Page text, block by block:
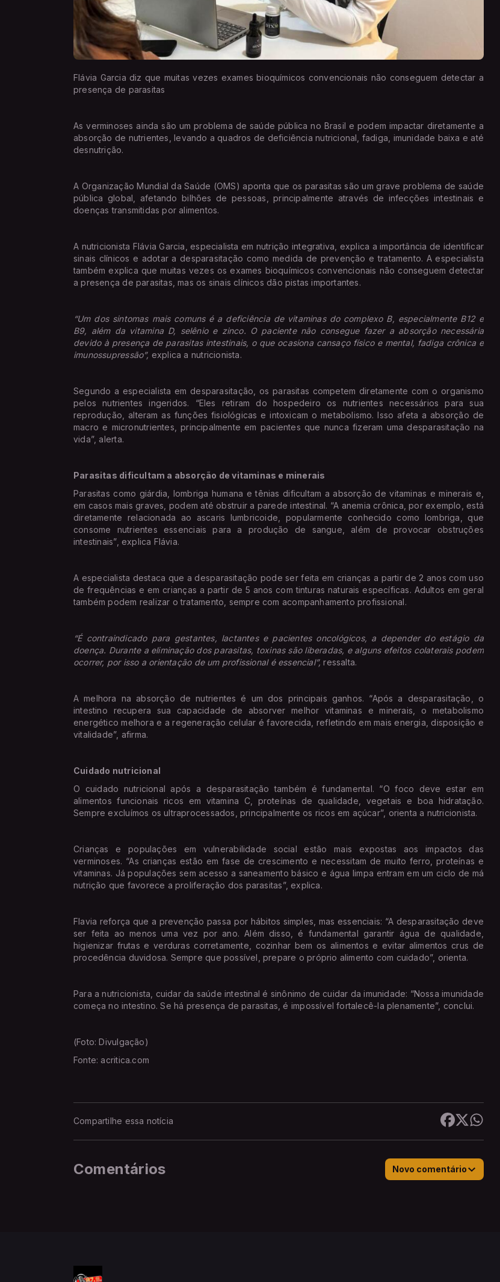
Flávia Garcia diz que muitas vezes exames bioquímicos convencionais não conseguem detectar a
presença de parasitas
As verminoses ainda são um problema de saúde pública no Brasil e podem impactar diretamente a
absorção de nutrientes, levando a quadros de deficiência nutricional, fadiga, imunidade baixa e até
desnutrição.
A Organização Mundial da Saúde (OMS) aponta que os parasitas são um grave problema de saúde
pública global, afetando bilhões de pessoas, principalmente através de infecções intestinais e
doenças transmitidas por alimentos.
A nutricionista Flávia Garcia, especialista em nutrição integrativa, explica a importância de identificar
sinais clínicos e adotar a desparasitação como medida de prevenção e tratamento. A especialista
também explica que muitas vezes os exames bioquímicos convencionais não conseguem detectar
a presença de parasitas, mas os sinais clínicos dão pistas importantes.
“Um dos sintomas mais comuns é a deficiência de vitaminas do complexo B, especialmente B12 e
B9, além da vitamina D, selênio e zinco. O paciente não consegue fazer a absorção necessária
devido à presença de parasitas intestinais, o que ocasiona cansaço físico e mental, fadiga crônica e
imunossupressão”, explica a nutricionista.
Segundo a especialista em desparasitação, os parasitas competem diretamente com o organismo
pelos nutrientes ingeridos. “Eles retiram do hospedeiro os nutrientes necessários para sua
reprodução, alteram as funções fisiológicas e intoxicam o metabolismo. Isso afeta a absorção de
macro e micronutrientes, principalmente em pacientes que nunca fizeram uma desparasitação na
vida”, alerta.
Parasitas dificultam a absorção de vitaminas e minerais
Parasitas como giárdia, lombriga humana e tênias dificultam a absorção de vitaminas e minerais e,
em casos mais graves, podem até obstruir a parede intestinal. “A anemia crônica, por exemplo, está
diretamente relacionada ao ascaris lumbricoide, popularmente conhecido como lombriga, que
consome nutrientes essenciais para a produção de sangue, além de provocar obstruções
intestinais”, explica Flávia.
A especialista destaca que a desparasitação pode ser feita em crianças a partir de 2 anos com uso
de frequências e em crianças a partir de 5 anos com tinturas naturais específicas. Adultos em geral
também podem realizar o tratamento, sempre com acompanhamento profissional.
“É contraindicado para gestantes, lactantes e pacientes oncológicos, a depender do estágio da
doença. Durante a eliminação dos parasitas, toxinas são liberadas, e alguns efeitos colaterais podem
ocorrer, por isso a orientação de um profissional é essencial”, ressalta.
A melhora na absorção de nutrientes é um dos principais ganhos. “Após a desparasitação, o
intestino recupera sua capacidade de absorver melhor vitaminas e minerais, o metabolismo
energético melhora e a regeneração celular é favorecida, refletindo em mais energia, disposição e
vitalidade”, afirma.
Cuidado nutricional
O cuidado nutricional após a desparasitação também é fundamental. “O foco deve estar em
alimentos funcionais ricos em vitamina C, proteínas de qualidade, vegetais e boa hidratação.
Sempre excluímos os ultraprocessados, principalmente os ricos em açúcar”, orienta a nutricionista.
Crianças e populações em vulnerabilidade social estão mais expostas aos impactos das
verminoses. “As crianças estão em fase de crescimento e necessitam de muito ferro, proteínas e
vitaminas. Já populações sem acesso a saneamento básico e água limpa entram em um ciclo de má
nutrição que favorece a proliferação dos parasitas”, explica.
Flavia reforça que a prevenção passa por hábitos simples, mas essenciais: “A desparasitação deve
ser feita ao menos uma vez por ano. Além disso, é fundamental garantir água de qualidade,
higienizar frutas e verduras corretamente, cozinhar bem os alimentos e evitar alimentos crus de
procedência duvidosa. Sempre que possível, prepare o próprio alimento com cuidado”, orienta.
Para a nutricionista, cuidar da saúde intestinal é sinônimo de cuidar da imunidade: “Nossa imunidade
começa no intestino. Se há presença de parasitas, é impossível fortalecê-la plenamente”, conclui.
(Foto: Divulgação)
Fonte: acritica.com
Compartilhe essa notícia
Comentários Novo comentário